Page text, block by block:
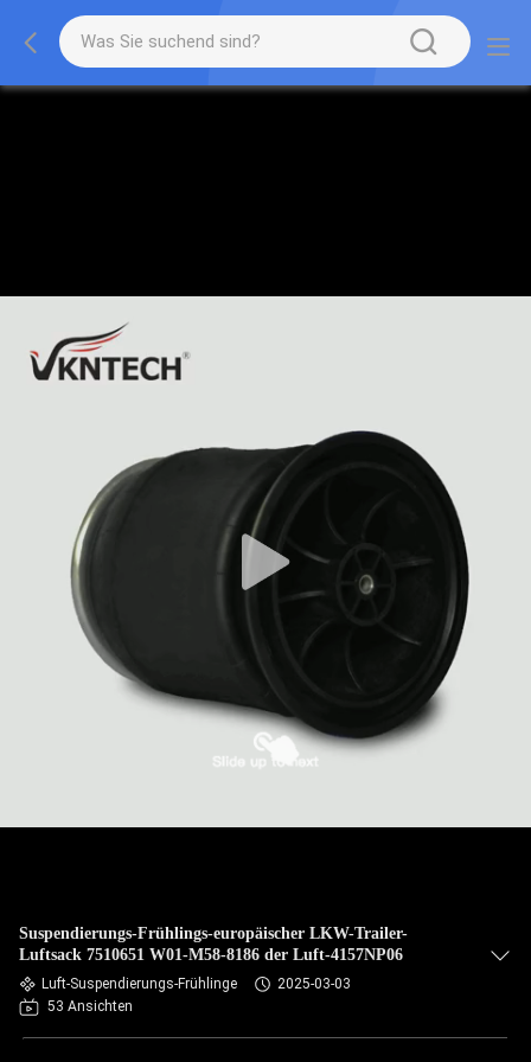
Suspendierungs-Frühlings-europäischer LKW-Trailer-
Luftsack 7510651 W01-M58-8186 der Luft-4157NP06
Luft-Suspendierungs-Frühlinge
2025-03-03
53 Ansichten